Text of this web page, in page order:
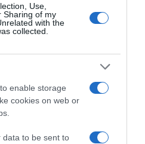
Use,
Sharing of my
with the
collected.
enable storage
cookies on web or
data to be sent to